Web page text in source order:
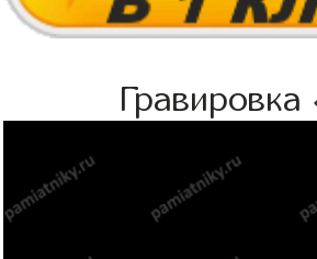
Гравировка